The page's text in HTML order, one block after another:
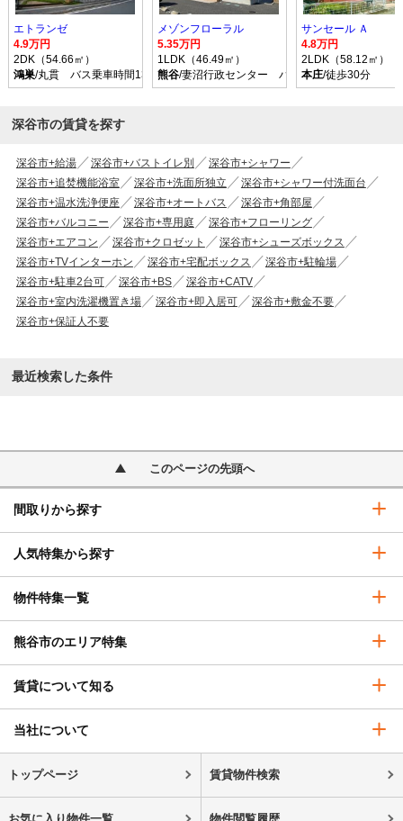
エトランゼ
4.9万円
2DK（54.66㎡）
鴻巣/丸貫 バス乗車時間13分 停歩5分
メゾンフローラル
5.35万円
1LDK（46.49㎡）
熊谷/妻沼行政センター バス乗車時間34分 停歩
サンセール Ａ
4.8万円
2LDK（58.12㎡）
本庄/徒歩30分
深谷市の賃貸を探す
深谷市+給湯 深谷市+バストイレ別
深谷市+シャワー
深谷市+追焚機能浴室
深谷市+洗面所独立
深谷市+シャワー付洗面台
深谷市+温水洗浄便座
深谷市+オートバス
深谷市+角部屋
深谷市+バルコニー
深谷市+専用庭
深谷市+フローリング
深谷市+エアコン
深谷市+クロゼット
深谷市+シューズボックス
深谷市+TVインターホン
深谷市+宅配ボックス
深谷市+駐輪場
深谷市+駐車2台可
深谷市+BS
深谷市+CATV
深谷市+室内洗濯機置き場
深谷市+即入居可
深谷市+敷金不要
深谷市+保証人不要
最近検索した条件
このページの先頭へ
間取りから探す
人気特集から探す
物件特集一覧
熊谷市のエリア特集
賃貸について知る
当社について
トップページ 賃貸物件検索